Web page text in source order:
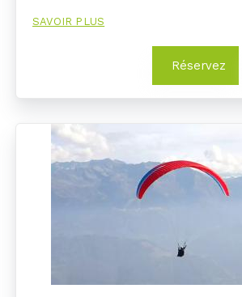
SAVOIR PLUS
Réservez